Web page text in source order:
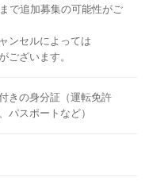
で追加募集の可能性がご
ンセルによっては
ございます。
きの身分証（運転免許
パスポートなど）